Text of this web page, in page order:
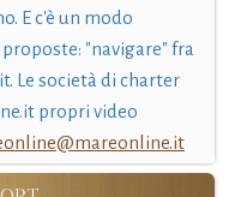
E c'è un modo
"navigare" fra
Le società di charter
propri video